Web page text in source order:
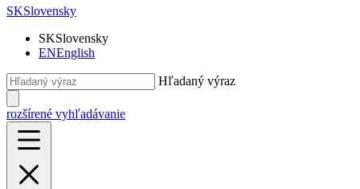
SKSlovensky
SKSlovensky
ENEnglish
Hľadaný výraz
rozšírené vyhľadávanie